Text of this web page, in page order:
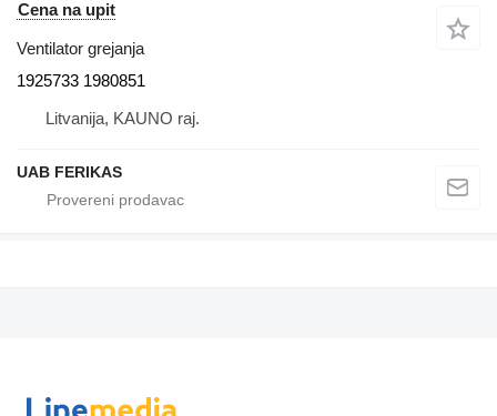
Cena na upit
Ventilator grejanja
1925733 1980851
Litvanija, KAUNO raj.
UAB FERIKAS